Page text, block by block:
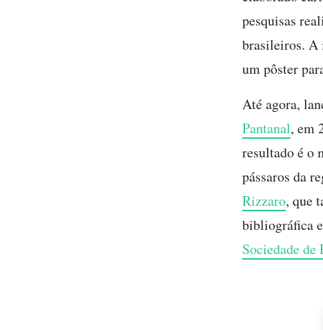
pesquisas
brasileiros. A
um pôster
Até agora,
Pantanal, em
resultado é o
pássaros da
Rizzaro, que
bibliográfica
Sociedade